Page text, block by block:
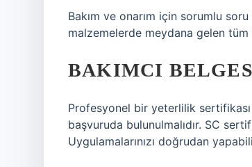
Bakım ve onarım için sorumlu
malzemelerde meydana gelen
BAKIMCI
Profesyonel bir yeterlilik
başvuruda bulunulmalıdır. SC
Uygulamalarınızı doğrudan